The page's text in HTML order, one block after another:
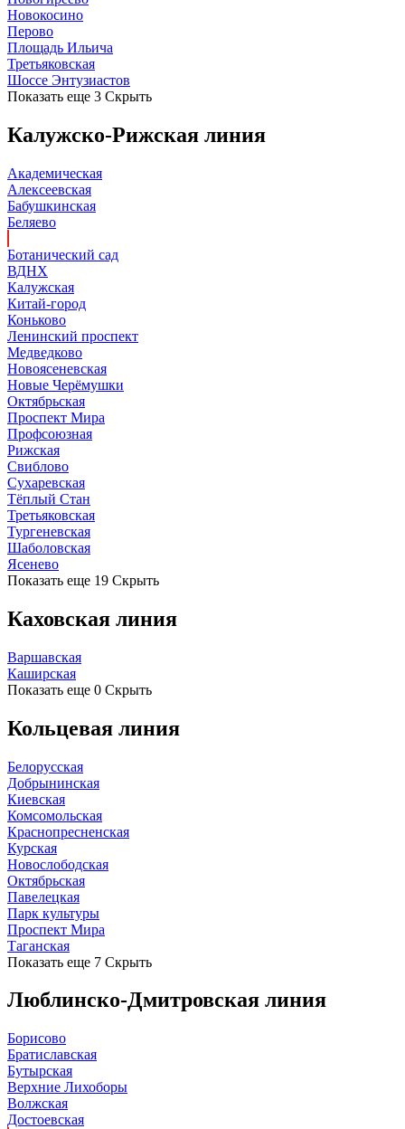
Новокосино
Перово
Площадь Ильича
Третьяковская
Шоссе Энтузиастов
Показать еще 3 Скрыть
Калужско-Рижская линия
Академическая
Алексеевская
Бабушкинская
Беляево
Ботанический сад
ВДНХ
Калужская
Китай-город
Коньково
Ленинский проспект
Медведково
Новоясеневская
Новые Черёмушки
Октябрьская
Проспект Мира
Профсоюзная
Рижская
Свиблово
Сухаревская
Тёплый Стан
Третьяковская
Тургеневская
Шаболовская
Ясенево
Показать еще 19 Скрыть
Каховская линия
Варшавская
Каширская
Показать еще 0 Скрыть
Кольцевая линия
Белорусская
Добрынинская
Киевская
Комсомольская
Краснопресненская
Курская
Новослободская
Октябрьская
Павелецкая
Парк культуры
Проспект Мира
Таганская
Показать еще 7 Скрыть
Люблинско-Дмитровская линия
Борисово
Братиславская
Бутырская
Верхние Лихоборы
Волжская
Достоевская